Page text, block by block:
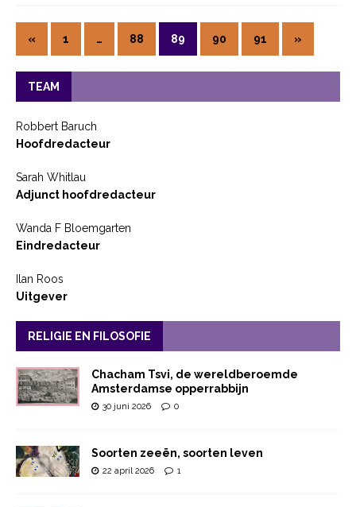
« 1 … 88 89 90 91 »
TEAM
Robbert Baruch
Hoofdredacteur
Sarah Whitlau
Adjunct hoofdredacteur
Wanda F Bloemgarten
Eindredacteur
Ilan Roos
Uitgever
RELIGIE EN FILOSOFIE
Chacham Tsvi, de wereldberoemde
Amsterdamse opperrabbijn
30 juni 2026 0
Soorten zeeën, soorten leven
22 april 2026 1